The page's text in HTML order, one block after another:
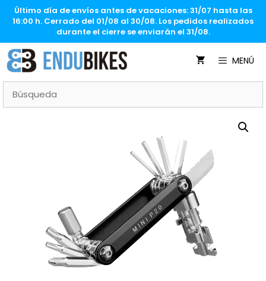
SaltarÚltimo día de envíos antes de vacaciones: 31/07 hasta las
16:00 h. Cerrado del 01/08 al 30/08. Los pedidos realizados
durante el cierre se enviarán el 31/08.
MENÚ